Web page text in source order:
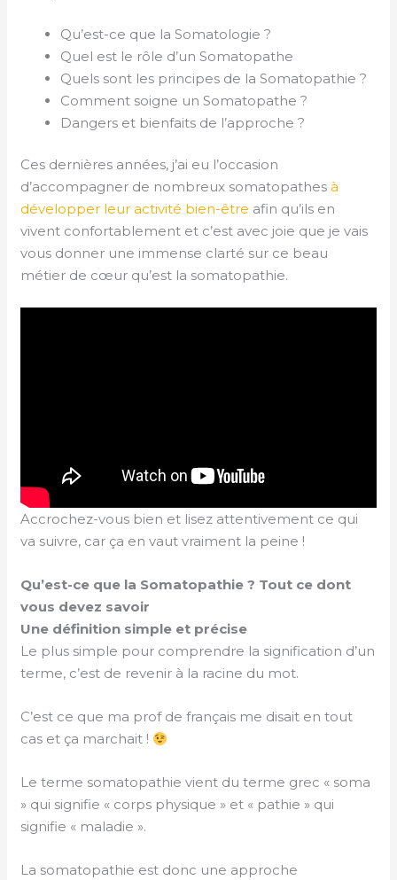
Qu’est-ce que la Somatologie ?
Quel est le rôle d’un Somatopathe
Quels sont les principes de la Somatopathie ?
Comment soigne un Somatopathe ?
Dangers et bienfaits de l’approche ?
Ces dernières années, j’ai eu l’occasion
d’accompagner de nombreux somatopathesà
développer leur activité bien-être afin qu’ils en
vivent confortablement et c’est avec joie que je vais
vous donner une immense clarté sur ce beau
métier de cœur qu’est la somatopathie.
Accrochez-vous bien et lisez attentivement ce qui
va suivre, car ça en vaut vraiment la peine !
Qu’est-ce que la Somatopathie ? Tout ce dont
vous devez savoir
Une définition simple et précise
Le plus simple pour comprendre la signification d’un
terme, c’est de revenir à la racine du mot.
C’est ce que ma prof de français me disait en tout
cas et ça marchait !
Le terme somatopathie vient du terme grec « soma
» qui signifie « corps physique » et « pathie » qui
signifie « maladie ».
La somatopathie est donc une approche